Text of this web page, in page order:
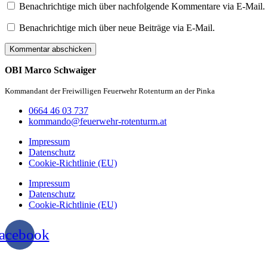
Benachrichtige mich über nachfolgende Kommentare via E-Mail.
Benachrichtige mich über neue Beiträge via E-Mail.
OBI Marco Schwaiger
Kommandant der Freiwilligen Feuerwehr Rotenturm an der Pinka
0664 46 03 737
kommando@feuerwehr-rotenturm.at
Impressum
Datenschutz
Cookie-Richtlinie (EU)
Impressum
Datenschutz
Cookie-Richtlinie (EU)